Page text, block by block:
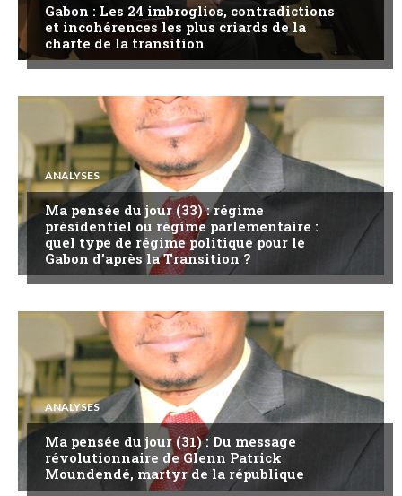
Gabon : Les 24 imbroglios, contradictions
et incohérences les plus criards de la
charte de la transition
ANALYSES
Ma pensée du jour (33) : régime
présidentiel ou régime parlementaire :
quel type de régime politique pour le
Gabon d’après la Transition ?
ANALYSES
Ma pensée du jour (31) : Du message
révolutionnaire de Glenn Patrick
Moundendé, martyr de la république